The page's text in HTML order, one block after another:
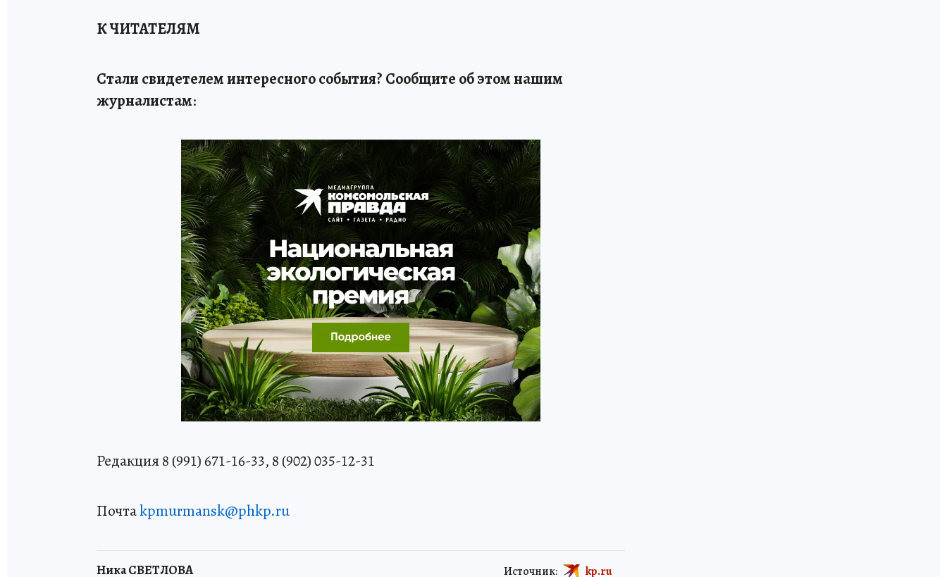
К ЧИТАТЕЛЯМ
Стали свидетелем интересного события? Сообщите об этом нашим
журналистам:
Редакция 8 (991) 671-16-33, 8 (902) 035-12-31
Почтаkpmurmansk@phkp.ru
Ника СВЕТЛОВА Источник: kp.ru